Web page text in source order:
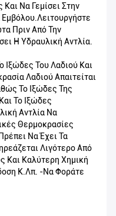
Να Γεμίσει Στην
Εμβόλου.Λειτουργήστε
Πριν Από Την
Η Υδραυλική Αντλία.
Ιξώδες Του Λαδιού Και
Λαδιού Απαιτείται
Το Ιξώδες Της
Το Ιξώδες
Αντλία Να
Θερμοκρασίες
Να Έχει Τα
Λιγότερο Από
Και Καλύτερη Χημική
Κ.λπ. -Να Φοράτε